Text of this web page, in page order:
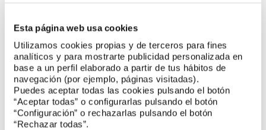
Esta página web usa cookies
Utilizamos cookies propias y de terceros para fines
analíticos y para mostrarte publicidad personalizada en
base a un perfil elaborado a partir de tus hábitos de
navegación (por ejemplo, páginas visitadas).
Puedes aceptar todas las cookies pulsando el botón
“Aceptar todas” o configurarlas pulsando el botón
“Configuración” o rechazarlas pulsando el botón
“Rechazar todas”.
herramientas clave en este proceso y para la exportación de
estos productos, ayudando a los fabricantes y distribuidores
de emulsiones bituminosas en el acceso al Mercado Único
Europeo.
Mientras, para el usuario final del producto, el Marcado
conforme a estas normas asegura que las prestaciones se
declaran de forma homogénea en Europa.